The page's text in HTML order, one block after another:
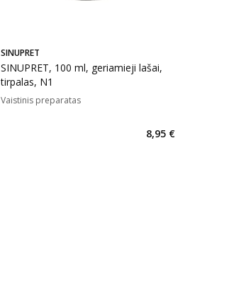
SINUPRET
SINUPRET, 100 ml, geriamieji lašai,
tirpalas, N1
Vaistinis preparatas
8,95 €